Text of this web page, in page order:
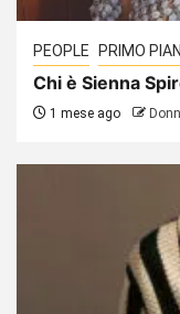
PEOPLE PRIMO
Chi è Sienna
1 mese ago